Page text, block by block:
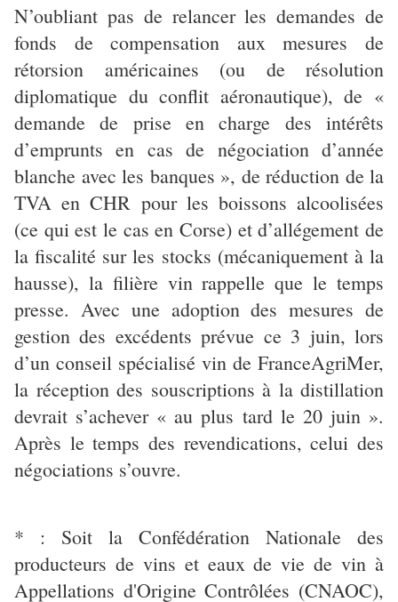
N’oubliant pas de relancer les demandes de
fonds de compensation aux mesures de
rétorsion américaines (ou de résolution
diplomatique du conflit aéronautique), de «
demande de prise en charge des intérêts
d’emprunts en cas de négociation d’année
blanche avec les banques », de réduction de la
TVA en CHR pour les boissons alcoolisées
(ce qui est le cas en Corse) et d’allégement de
la fiscalité sur les stocks (mécaniquement à la
hausse), la filière vin rappelle que le temps
presse. Avec une adoption des mesures de
gestion des excédents prévue ce 3 juin, lors
d’un conseil spécialisé vin de FranceAgriMer,
la réception des souscriptions à la distillation
devrait s’achever « au plus tard le 20 juin ».
Après le temps des revendications, celui des
négociations s’ouvre.
* : Soit la Confédération Nationale des
producteurs de vins et eaux de vie de vin à
Appellations d'Origine Contrôlées (CNAOC),